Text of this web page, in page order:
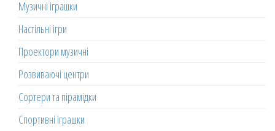
Музичні іграшки
Настільні ігри
Проектори музичні
Розвиваючі центри
Сортери та пірамідки
Спортивні іграшки